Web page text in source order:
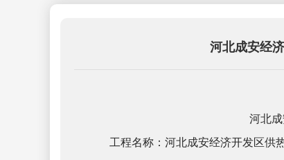
河北成安经
河北
工程名称：河北成安经济开发区供